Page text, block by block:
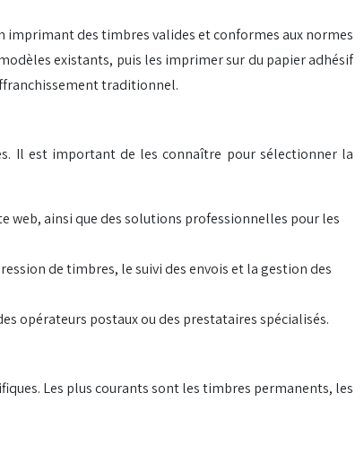
imprimant des timbres valides et conformes aux normes
existants, puis les imprimer sur du papier adhésif
traditionnel.
Il est important de les connaître pour sélectionner la
web, ainsi que des solutions professionnelles pour les
de timbres, le suivi des envois et la gestion des
opérateurs postaux ou des prestataires spécialisés.
Les plus courants sont les timbres permanents, les